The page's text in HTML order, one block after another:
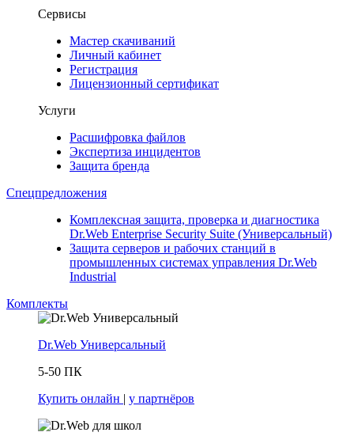
Сервисы
Мастер скачиваний
Личный кабинет
Регистрация
Лицензионный сертификат
Услуги
Расшифровка файлов
Экспертиза инцидентов
Защита бренда
Спецпредложения
Комплексная защита, проверка и диагностика
Dr.Web Enterprise Security Suite (Универсальный)
Защита серверов и рабочих станций в
промышленных системах управления Dr.Web
Industrial
Комплекты
Dr.Web Универсальный
5-50 ПК
Купить онлайн | у партнёров